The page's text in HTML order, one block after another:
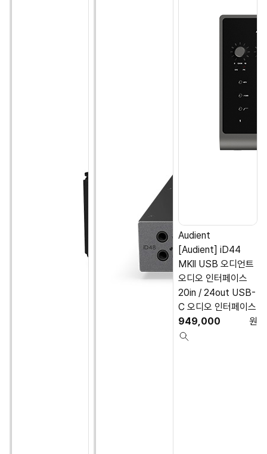
Audient
[Audient] iD44
MKll USB 오디언트
오디오 인터페이스
20in / 24out USB-
C 오디오 인터페이스
949,000
원